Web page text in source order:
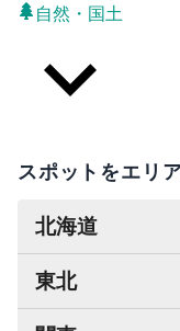
自然・国土
スポットをエリ
北海道
東北